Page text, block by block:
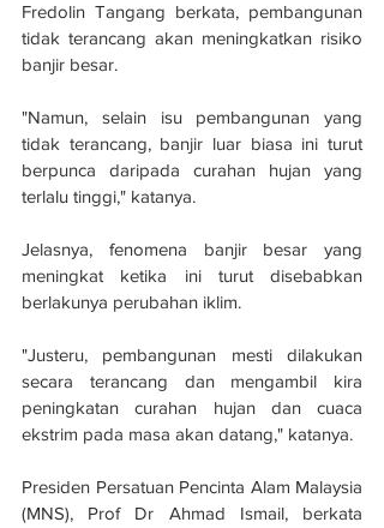
Fredolin Tangang berkata, pembangunan
tidak terancang akan meningkatkan risiko
banjir besar.
"Namun, selain isu pembangunan yang
tidak terancang, banjir luar biasa ini turut
berpunca daripada curahan hujan yang
terlalu tinggi," katanya.
Jelasnya, fenomena banjir besar yang
meningkat ketika ini turut disebabkan
berlakunya perubahan iklim.
"Justeru, pembangunan mesti dilakukan
secara terancang dan mengambil kira
peningkatan curahan hujan dan cuaca
ekstrim pada masa akan datang," katanya.
Presiden Persatuan Pencinta Alam Malaysia
(MNS), Prof Dr Ahmad Ismail, berkata